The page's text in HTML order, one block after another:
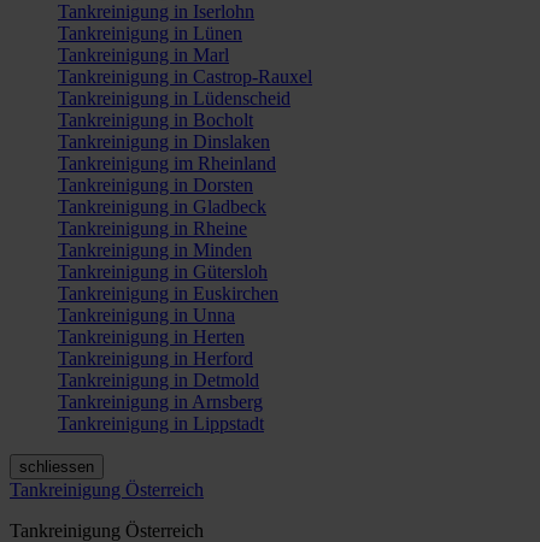
Tankreinigung in Iserlohn
Tankreinigung in Lünen
Tankreinigung in Marl
Tankreinigung in Castrop-Rauxel
Tankreinigung in Lüdenscheid
Tankreinigung in Bocholt
Tankreinigung in Dinslaken
Tankreinigung im Rheinland
Tankreinigung in Dorsten
Tankreinigung in Gladbeck
Tankreinigung in Rheine
Tankreinigung in Minden
Tankreinigung in Gütersloh
Tankreinigung in Euskirchen
Tankreinigung in Unna
Tankreinigung in Herten
Tankreinigung in Herford
Tankreinigung in Detmold
Tankreinigung in Arnsberg
Tankreinigung in Lippstadt
schliessen
Tankreinigung Österreich
Tankreinigung Österreich